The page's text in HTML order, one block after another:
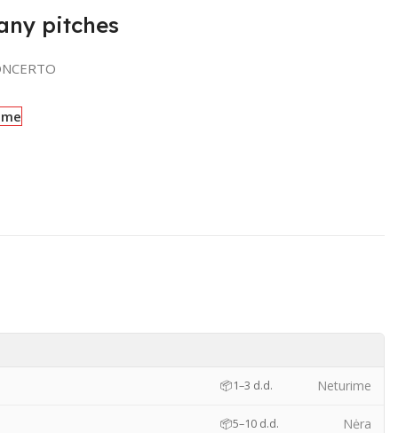
pitches
📦1–3 d.d. Neturime
📦5–10 d.d. Nėra